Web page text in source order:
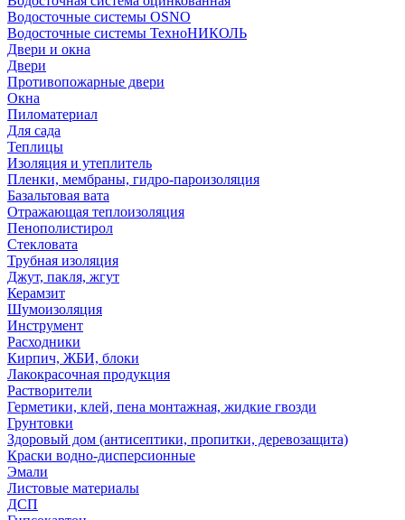
Водосточные системы OSNO
Водосточные системы ТехноНИКОЛЬ
Двери и окна
Двери
Противопожарные двери
Окна
Пиломатериал
Для сада
Теплицы
Изоляция и утеплитель
Пленки, мембраны, гидро-пароизоляция
Базальтовая вата
Отражающая теплоизоляция
Пенополистирол
Стекловата
Трубная изоляция
Джут, пакля, жгут
Керамзит
Шумоизоляция
Инструмент
Расходники
Кирпич, ЖБИ, блоки
Лакокрасочная продукция
Растворители
Герметики, клей, пена монтажная, жидкие гвозди
Грунтовки
Здоровый дом (антисептики, пропитки, деревозащита)
Краски водно-дисперсионные
Эмали
Листовые материалы
ДСП